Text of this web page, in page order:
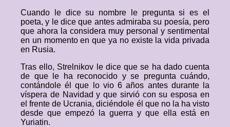
Cuando le dice su nombre le pregunta si es el
poeta, y le dice que antes admiraba su poesía, pero
que ahora la considera muy personal y sentimental
en un momento en que ya no existe la vida privada
en Rusia.
Tras ello, Strelnikov le dice que se ha dado cuenta
de que le ha reconocido y se pregunta cuándo,
contándole él que lo vio 6 años antes durante la
víspera de Navidad y que sirvió con su esposa en
el frente de Ucrania, diciéndole él que no la ha visto
desde que empezó la guerra y que ella está en
Yuriatin.